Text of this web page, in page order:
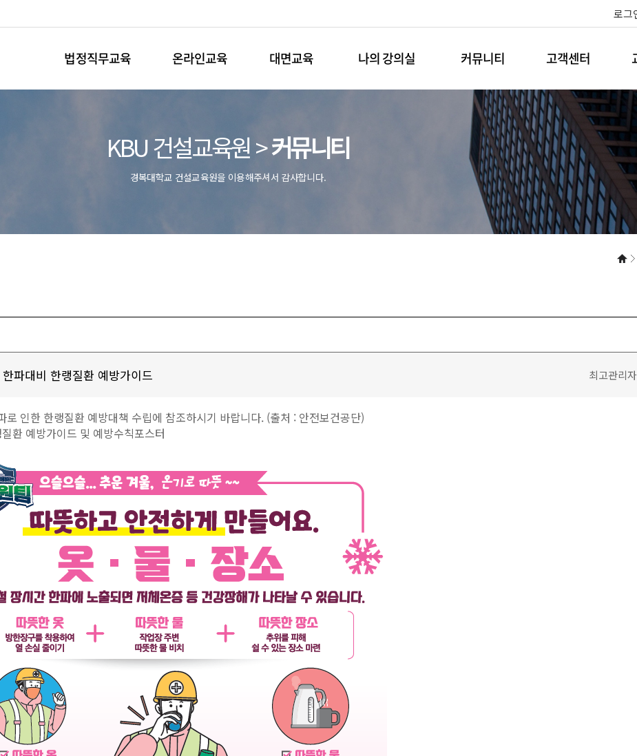
로그
법정직무교육 온라인교육 대면교육 나의 강의실 커뮤니티 고객센터
KBU 건설교육원 >커뮤니티
경복대학교 건설교육원을 이용해주셔서 감사합니다.
파대비 한랭질환 예방가이드 최고관리
로 인한 한랭질환 예방대책 수립에 참조하시기 바랍니다. (출처 : 안전보건공단)
환 예방가이드 및 예방수칙포스터